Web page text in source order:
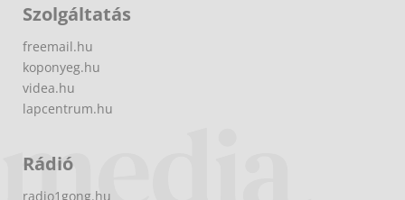
Szolgáltatás
freemail.hu
koponyeg.hu
videa.hu
lapcentrum.hu
Rádió
radio1gong.hu